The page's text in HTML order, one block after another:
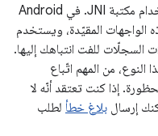
من خلال ميزة "العرض المرجعي" أو باستخدام مكتبة JNI. في Android
الواجهات المقيّدة، ويستخدم
السجلّات للفت انتباهك إليها.
من المهم اتّباع
إذا كنت تعتقد أنّه لا
إرسال بلاغ خطأ لطلب